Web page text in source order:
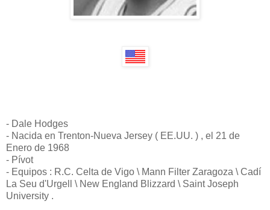
- Dale Hodges
- Nacida en Trenton-Nueva Jersey ( EE.UU. ) , el 21 de
Enero de 1968
- Pívot
- Equipos : R.C. Celta de Vigo \ Mann Filter Zaragoza \ Cadí
La Seu d'Urgell \ New England Blizzard \ Saint Joseph
University .